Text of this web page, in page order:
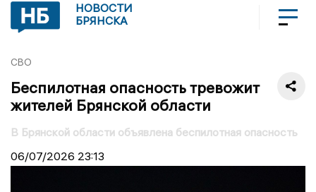
НОВОСТИ
БРЯНСКА
СВО
Беспилотная опасность тревожит
жителей Брянской области
В Брянской области объявлена беспилотная опасность
06/07/2026 23:13